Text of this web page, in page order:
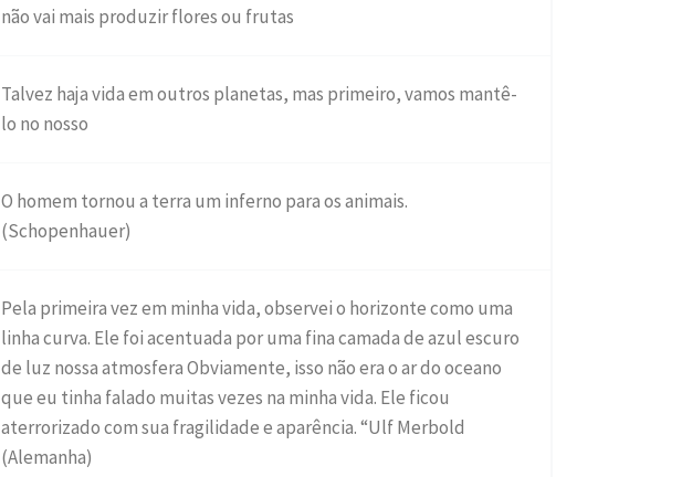
não vai mais produzir flores ou frutas
Talvez haja vida em outros planetas, mas primeiro, vamos mantê-
lo no nosso
O homem tornou a terra um inferno para os animais.
(Schopenhauer)
Pela primeira vez em minha vida, observei o horizonte como uma
linha curva. Ele foi acentuada por uma fina camada de azul escuro
de luz nossa atmosfera Obviamente, isso não era o ar do oceano
que eu tinha falado muitas vezes na minha vida. Ele ficou
aterrorizado com sua fragilidade e aparência. “Ulf Merbold
(Alemanha)